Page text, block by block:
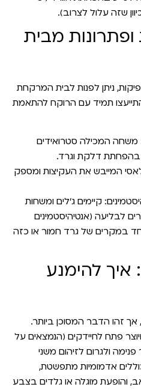
שזה עלול לצרוב).
מבית
ניתן לפנות לבית המרקחת
תמיד עם הרוקח להתאמת
משחה המכילה סטרואידים
בהפחתת דלקת וגרד.
המייבש את העקיצות ומספק
קיימים ג'לים ומשחות
לבליעה (אנטיהיסטמינים
במקרים של גרד חמור או כזה
איך להימנע
זהו הדבר המסוכן ביותר.
פתח לחיידקים (הנמצאים על
ולגרום לזיהום משני
אדמומיות מתפשטת,
והופעת מוגלה או גלדים בצבע